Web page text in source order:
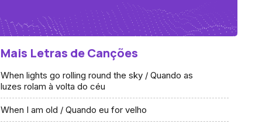
Mais Letras de Canções
When lights go rolling round the sky / Quando as
luzes rolam à volta do céu
When I am old / Quando eu for velho